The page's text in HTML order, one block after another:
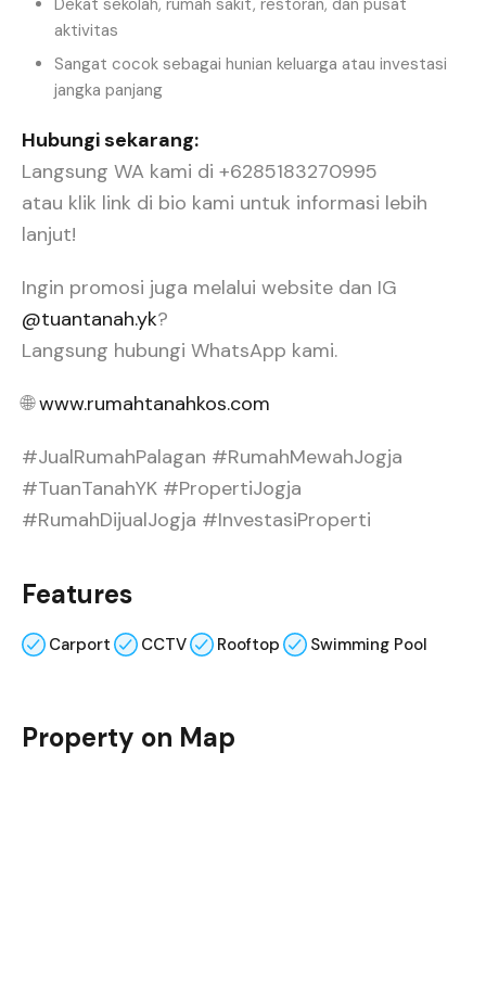
aktivitas
Sangat cocok sebagai hunian keluarga atau investasi
jangka panjang
Hubungi sekarang:
Langsung WA kami di +6285183270995
atau klik link di bio kami untuk informasi lebih
lanjut!
Ingin promosi juga melalui website dan IG
@tuantanah.yk?
Langsung hubungi WhatsApp kami.
🌐www.rumahtanahkos.com
#JualRumahPalagan #RumahMewahJogja
#TuanTanahYK #PropertiJogja
#RumahDijualJogja #InvestasiProperti
Features
Carport CCTV Rooftop Swimming Pool
Property on Map